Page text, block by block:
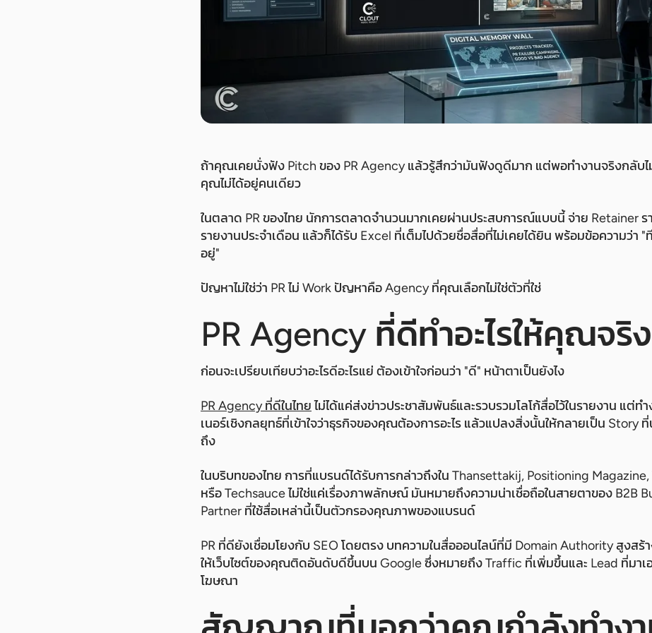
ถ้าคุณเคยนั่งฟัง Pitch ของ PR Agency แล้วรู้สึกว่ามันฟังดูดีมาก แต่พอทำงานจริงกลับไ
คุณไม่ได้อยู่คนเดียว
ในตลาด PR ของไทย นักการตลาดจำนวนมากเคยผ่านประสบการณ์แบบนี้ จ่าย Retainer ร
รายงานประจำเดือน แล้วก็ได้รับ Excel ที่เต็มไปด้วยชื่อสื่อที่ไม่เคยได้ยิน พร้อมข้อความว่า
อยู่"
ปัญหาไม่ใช่ว่า PR ไม่ Work ปัญหาคือ Agency ที่คุณเลือกไม่ใช่ตัวที่ใช่
PR Agency ที่ดีทำอะไรให้คุณจริ
ก่อนจะเปรียบเทียบว่าอะไรดีอะไรแย่ ต้องเข้าใจก่อนว่า "ดี" หน้าตาเป็นยังไง
PR Agency ที่ดีในไทยไม่ได้แค่ส่งข่าวประชาสัมพันธ์และรวบรวมโลโก้สื่อไว้ในรายงาน แต่ท
เนอร์เชิงกลยุทธ์ที่เข้าใจว่าธุรกิจของคุณต้องการอะไร แล้วแปลงสิ่งนั้นให้กลายเป็น Story
ถึง
ในบริบทของไทย การที่แบรนด์ได้รับการกล่าวถึงใน Thansettakij, Positioning
หรือ Techsauce ไม่ใช่แค่เรื่องภาพลักษณ์ มันหมายถึงความน่าเชื่อถือในสายตาของ B2B
Partner ที่ใช้สื่อเหล่านี้เป็นตัวกรองคุณภาพของแบรนด์
PR ที่ดียังเชื่อมโยงกับ SEO โดยตรง บทความในสื่อออนไลน์ที่มี Domain Authority สูงสร้
ให้เว็บไซต์ของคุณติดอันดับดีขึ้นบน Google ซึ่งหมายถึง Traffic ที่เพิ่มขึ้นและ Lead ที่มาเ
โฆษณา